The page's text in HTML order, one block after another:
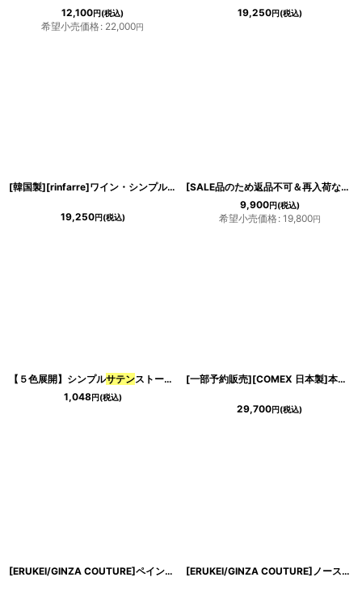
12,100円(税込)
希望小売価格: 22,000円
19,250円(税込)
[韓国製][rinfarre]ワイン・シンプル・ サテン生地・胸元ドレープ・ツイストデ
19,250円(税込)
[SALE品のため返品不可＆再入荷なしの現品限り][ERUKEI][山崎みどり着用]胸元ビーズ＆
9,900円(税込)
希望小売価格: 19,800円
【５色展開】シンプルサテンストール 2280]
1,048円(税込)
[一部予約販売][COMEX 日本製]本革・シンプル・ハイヒール・パンプス《送料＆代引き手数料無料》
29,700円(税込)
[ERUKEI/GINZA COUTURE]ペイント柄・プリント・ サテン・首元フリル・ウ
[ERUKEI/GINZA COUTURE]ノースリーブ・